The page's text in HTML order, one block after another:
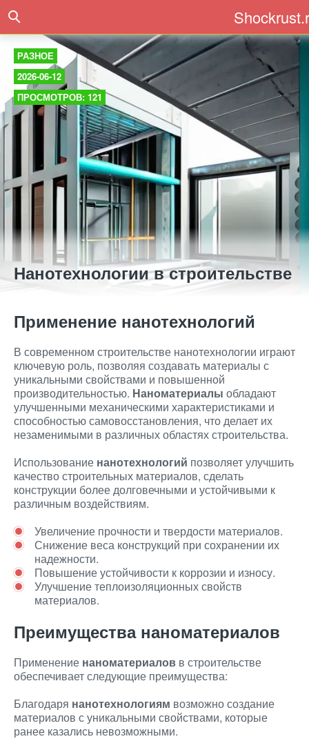
РАЗНОЕ
2026-06-12
ПРОСМОТРОВ: 121
Нанотехнологии в строительстве
Применение нанотехнологий
В современном строительстве нанотехнологии играют
ключевую роль, позволяя создавать материалы с
уникальными свойствами и повышенной
производительностью. Наноматериалы обладают
улучшенными механическими характеристиками и
способностью самовосстановления, что делает их
незаменимыми в различных областях строительства.
Использование нанотехнологий позволяет улучшить
качество строительных материалов, сделать
конструкции более долговечными и устойчивыми к
различным воздействиям.
Увеличение прочности и твердости материалов.
Снижение веса конструкций при сохранении их
надежности.
Повышение устойчивости к коррозии и износу.
Улучшение теплоизоляционных свойств
материалов.
Преимущества наноматериалов
Применение наноматериалов в строительстве
обеспечивает следующие преимущества:
Благодаря нанотехнологиям возможно создание
материалов с уникальными свойствами, которые
ранее казались невозможными.